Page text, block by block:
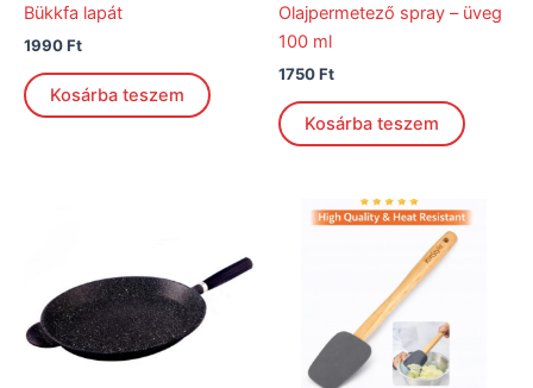
Bükkfa lapát
1990Ft
Kosárba teszem
Olajpermetező spray – üveg
100 ml
1750Ft
Kosárba teszem